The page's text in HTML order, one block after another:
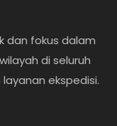
dan fokus dalam
di seluruh
ekspedisi.